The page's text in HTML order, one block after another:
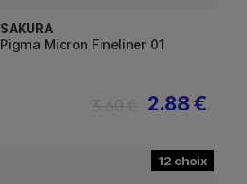
SAKURA
Pigma Micron Fineliner 01
2.88 €
12